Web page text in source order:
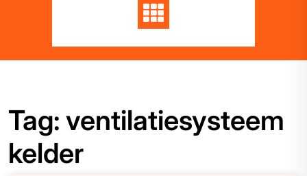
Tag: ventilatiesysteem
kelder